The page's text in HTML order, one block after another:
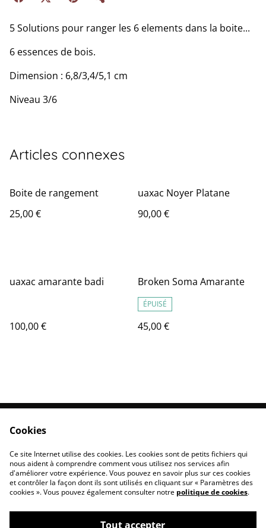
5 Solutions pour ranger les 6 elements dans la boite...
6 essences de bois.
Dimension : 6,8/3,4/5,1 cm
Niveau 3/6
Articles connexes
Boite de rangement
25,00 €
uaxac Noyer Platane
90,00 €
uaxac amarante badi
100,00 €
Broken Soma Amarante
ÉPUISÉ
45,00 €
Politique de
confidentialité
Politique de cookies
Cookies
Ce site Internet utilise des cookies. Les cookies sont de petits fichiers qui
nous aident à comprendre comment vous utilisez nos services afin
d'améliorer votre expérience. Vous pouvez en savoir plus sur ces cookies
et contrôler la façon dont ils sont utilisés en cliquant sur « Paramètres des
cookies ». Vous pouvez également consulter notre politique de cookies.
Tout accepter